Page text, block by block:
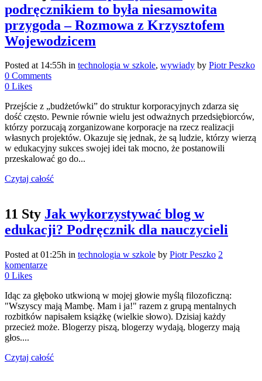
podręcznikiem to była niesamowita
przygoda – Rozmowa z Krzysztofem
Wojewodzicem
Posted at 14:55h in technologia w szkole, wywiady by Piotr Peszko
0 Comments
0 Likes
Przejście z „budżetówki” do struktur korporacyjnych zdarza się
dość często. Pewnie równie wielu jest odważnych przedsiębiorców,
którzy porzucają zorganizowane korporacje na rzecz realizacji
własnych projektów. Okazuje się jednak, że są ludzie, którzy wierzą
w edukacyjny sukces swojej idei tak mocno, że postanowili
przeskalować go do...
Czytaj całość
11 Sty Jak wykorzystywać blog w
edukacji? Podręcznik dla nauczycieli
Posted at 01:25h in technologia w szkole by Piotr Peszko 2
komentarze
0 Likes
Idąc za głęboko utkwioną w mojej głowie myślą filozoficzną:
"Wszyscy mają Mambę. Mam i ja!" razem z grupą mentalnych
rozbitków napisałem książkę (wielkie słowo). Dzisiaj każdy
przecież może. Blogerzy piszą, blogerzy wydają, blogerzy mają
głos....
Czytaj całość